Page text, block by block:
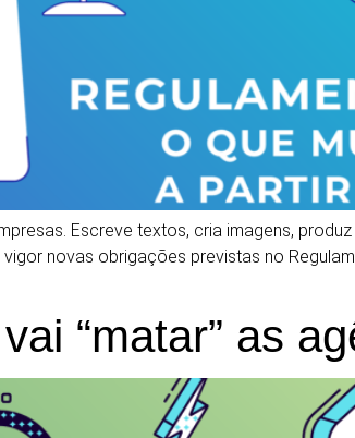
Escreve textos, cria imagens,
novas obrigações previstas no
“matar” as